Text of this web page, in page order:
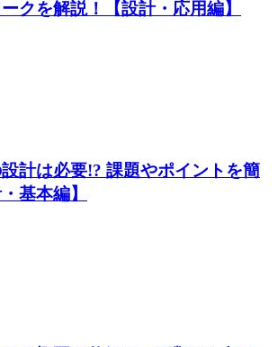
クを解説！【設計・応用編】
計は必要!? 課題やポイントを簡
基本編】